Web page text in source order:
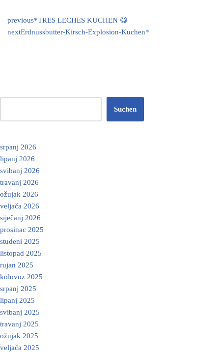
previous*TRES LECHES KUCHEN 😋
nextErdnussbutter-Kirsch-Explosion-Kuchen*
Suchen
srpanj 2026
lipanj 2026
svibanj 2026
travanj 2026
ožujak 2026
veljača 2026
siječanj 2026
prosinac 2025
studeni 2025
listopad 2025
rujan 2025
kolovoz 2025
srpanj 2025
lipanj 2025
svibanj 2025
travanj 2025
ožujak 2025
veljača 2025